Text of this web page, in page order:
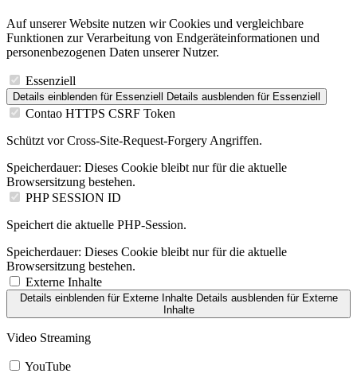
Auf unserer Website nutzen wir Cookies und vergleichbare
Funktionen zur Verarbeitung von Endgeräteinformationen und
personenbezogenen Daten unserer Nutzer.
Essenziell
Details einblenden für Essenziell Details ausblenden für Essenziell
Contao HTTPS CSRF Token
Schützt vor Cross-Site-Request-Forgery Angriffen.
Speicherdauer: Dieses Cookie bleibt nur für die aktuelle
Browsersitzung bestehen.
PHP SESSION ID
Speichert die aktuelle PHP-Session.
Speicherdauer: Dieses Cookie bleibt nur für die aktuelle
Browsersitzung bestehen.
Externe Inhalte
Details einblendenfür Externe Inhalte Details ausblendenfür Externe
Inhalte
Video Streaming
YouTube